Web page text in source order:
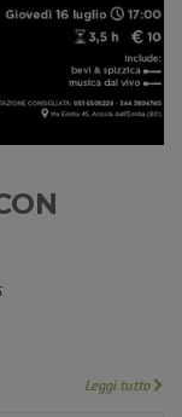
Leggi tutto